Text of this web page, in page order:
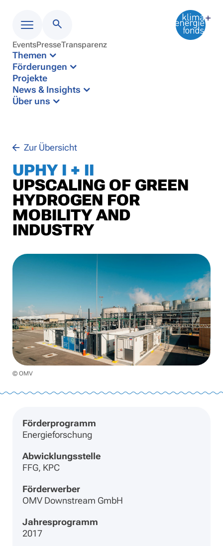
Menü
EventsPresseTransparenz
Themen
Förderungen
Projekte
News & Insights
Über uns
Zur Übersicht
UPHY I + II
UPSCALING OF GREEN
HYDROGEN FOR
MOBILITY AND
INDUSTRY
© OMV
Förderprogramm
Energieforschung
Abwicklungsstelle
FFG, KPC
Förderwerber
OMV Downstream GmbH
Jahresprogramm
2017